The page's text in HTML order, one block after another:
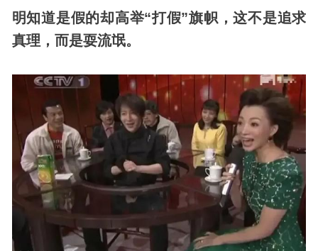
明知道是假的却高举“打假”旗帜，这不是追求
真理，而是耍流氓。